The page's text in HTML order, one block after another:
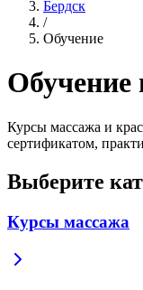
Бердск
/
Обучение
Обучение
Курсы массажа и
сертификатом,
Выберите
Курсы массажа